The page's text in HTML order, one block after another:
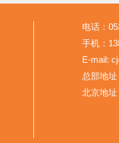
电话：
手机：
E-mail:
总部地
北京地